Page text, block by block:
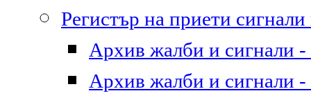
Регистър на приети
Архив жалби и сигнали -
Архив жалби и сигнали -